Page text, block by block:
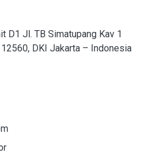
D1 Jl. TB Simatupang Kav 1
DKI Jakarta – Indonesia